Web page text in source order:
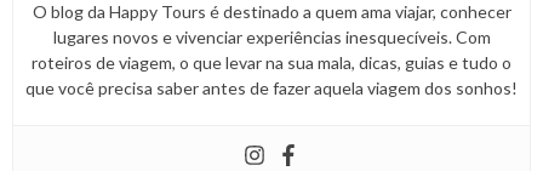
O blog da Happy Tours é destinado a quem ama viajar, conhecer
lugares novos e vivenciar experiências inesquecíveis. Com
roteiros de viagem, o que levar na sua mala, dicas, guias e tudo o
que você precisa saber antes de fazer aquela viagem dos sonhos!